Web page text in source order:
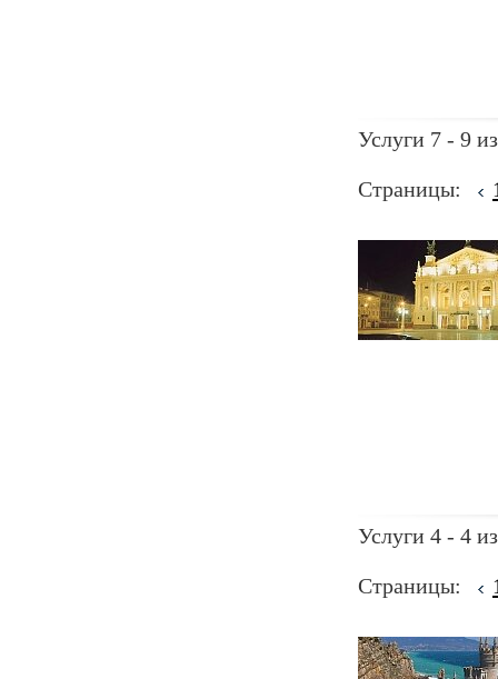
Услуги 7 - 9
Страницы:
Услуги 4 - 4
Страницы: